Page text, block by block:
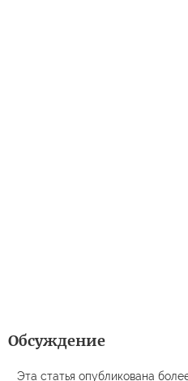
Обсуждение
Эта статья опубликована